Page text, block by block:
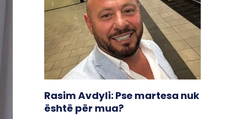
Rasim Avdyli: Pse martesa nuk
është për mua?